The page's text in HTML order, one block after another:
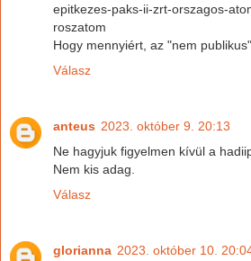
epitkezes-paks-ii-zrt-orszagos-
roszatom
Hogy mennyiért, az "nem
Válasz
anteus 2023. október 9. 20:13
Ne hagyjuk figyelmen kívül a
Nem kis adag.
Válasz
glorianna 2023. október 10.